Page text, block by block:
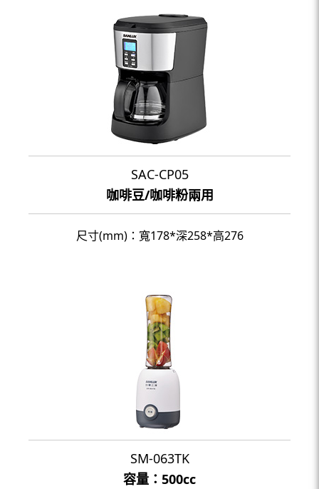
SAC-CP05
咖啡豆/咖啡粉兩用
尺寸(mm)：寬178*深258*高276
SM-063TK
容量：500cc